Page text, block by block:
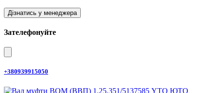
Дізнатись у менеджера
Зателефонуйте
+380939915050